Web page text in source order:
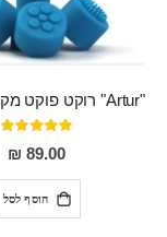
דירוג:
95%
89.00 ₪
הוסף לסל